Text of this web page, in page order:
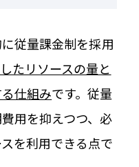
従量課金制を採用
たリソースの量と
仕組みです。従量
用を抑えつつ、必
を利用できる点で